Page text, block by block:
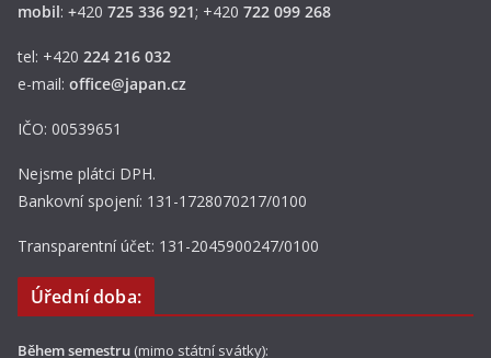
mobil: +420 725 336 921; +420 722 099 268
tel: +420 224 216 032
e-mail: office@japan.cz
IČO: 00539651
Nejsme plátci DPH.
Bankovní spojení: 131-1728070217/0100
Transparentní účet: 131-2045900247/0100
Úřední doba:
Během semestru (mimo státní svátky):